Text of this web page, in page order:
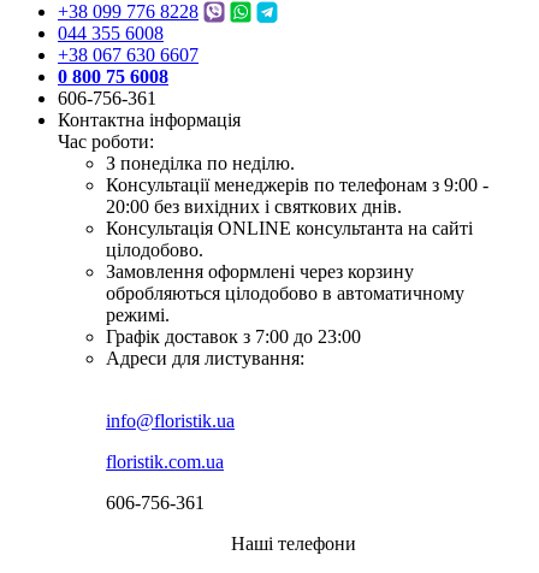
+38 099 776 8228
044 355 6008
+38 067 630 6607
0 800 75 6008
606-756-361
Контактна інформація
Час роботи:
З понеділка по неділю.
Консультації менеджерів по телефонам з 9:00 -
20:00 без вихідних і святкових днів.
Консультація ONLINE консультанта на сайті
цілодобово.
Замовлення оформлені через корзину
обробляються цілодобово в автоматичному
режимі.
Графік доставок з 7:00 до 23:00
Адреси для листування:
info@floristik.ua
floristik.com.ua
606-756-361
Наші телефони